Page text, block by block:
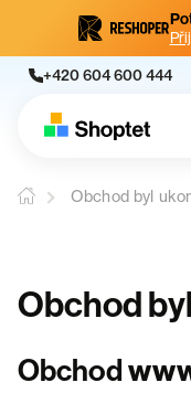
+420 604 600 444
Obchod byl
Obchod
Obchod